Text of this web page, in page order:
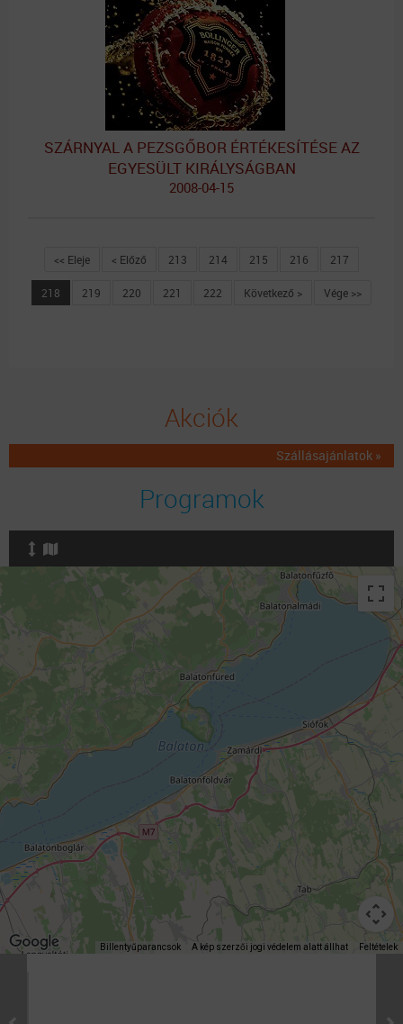
SZÁRNYAL A PEZSGŐBOR ÉRTÉKESÍTÉSE AZ
EGYESÜLT KIRÁLYSÁGBAN
2008-04-15
<< Eleje < Előző 213 214 215 216 217
218 219 220 221 222 Következő > Vége >>
Akciók
Szállásajánlatok »
Programok
Billentyűparancsok A kép szerzői jogi védelem alatt állhat Feltételek